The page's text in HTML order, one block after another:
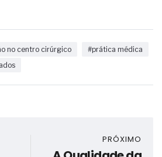
no centro cirúrgico
#prática médica
PRÓXIMO